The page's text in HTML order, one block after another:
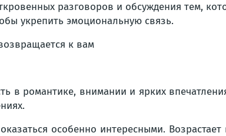
разговоров и обсуждения тем,
укрепить эмоциональную связь.
в романтике, внимании и ярких
особенно интересными.